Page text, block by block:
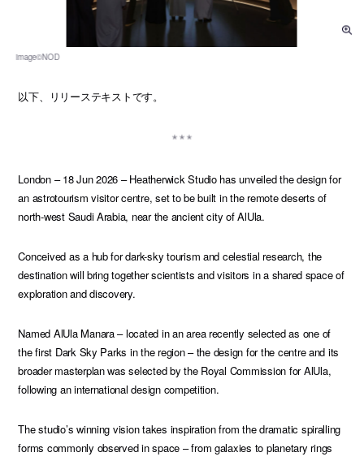
以下、リリーステキストです。
London – 18 Jun 2026 – Heatherwick Studio has unveiled the design for
an astrotourism visitor centre, set to be built in the remote deserts of
north-west Saudi Arabia, near the ancient city of AlUla.
Conceived as a hub for dark-sky tourism and celestial research, the
destination will bring together scientists and visitors in a shared space of
exploration and discovery.
Named AlUla Manara – located in an area recently selected as one of
the first Dark Sky Parks in the region – the design for the centre and its
broader masterplan was selected by the Royal Commission for AlUla,
following an international design competition.
The studio’s winning vision takes inspiration from the dramatic spiralling
forms commonly observed in space – from galaxies to planetary rings